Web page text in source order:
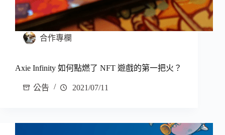
合作專欄
Axie Infinity 如何點燃了 NFT 遊戲的第一把火？
公告 2021/07/11